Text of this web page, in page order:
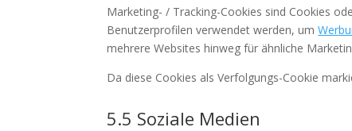
Marketing- / Tracking-Cookies sind Cookies
Benutzerprofilen verwendet werden, um
mehrere Websites hinweg für ähnliche
Da diese Cookies als Verfolgungs-Cookie
5.5 Soziale Medien